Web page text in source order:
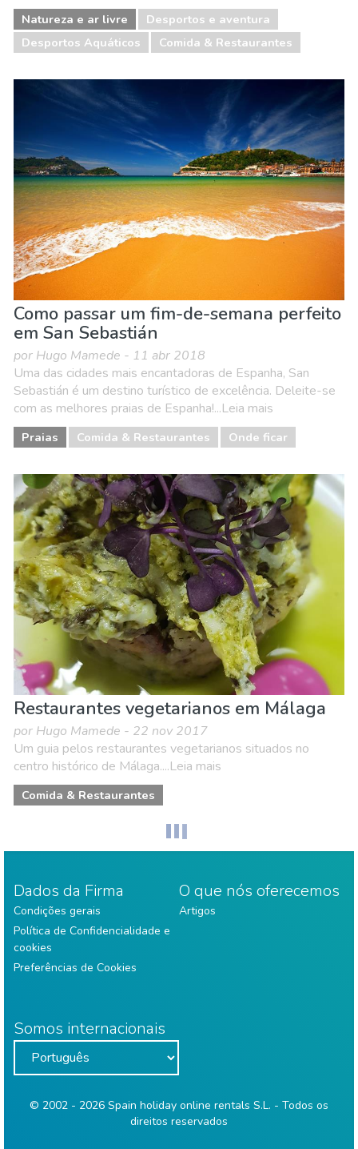
Natureza e ar livre
Desportos e aventura
Desportos Aquáticos
Comida & Restaurantes
Como passar um fim-de-semana perfeito
em San Sebastián
por Hugo Mamede - 11 abr 2018
Uma das cidades mais encantadoras de Espanha, San
Sebastián é um destino turístico de excelência. Deleite-se
com as melhores praias de Espanha!...Leia mais
Praias Comida & Restaurantes Onde ficar
Restaurantes vegetarianos em Málaga
por Hugo Mamede - 22 nov 2017
Um guia pelos restaurantes vegetarianos situados no
centro histórico de Málaga....Leia mais
Comida & Restaurantes
Dados da Firma
Condições gerais
Política de Confidencialidade e
cookies
Preferências de Cookies
O que nós oferecemos
Artigos
Somos internacionais
© 2002 - 2026 Spain holiday online rentals S.L. - Todos os
direitos reservados